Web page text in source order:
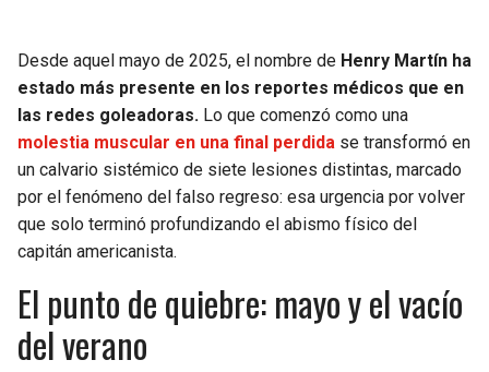
CARDINALS
RAMS
49ERS
SEAHAWKS
LIONS
MAVERICKS
ROCKETS
GRIZZLIES
PELICANS
NUGGETS
Desde aquel mayo de 2025, el nombre de Henry Martín ha
estado más presente en los reportes médicos que en
las redes goleadoras. Lo que comenzó como una
molestia muscular en una final perdida se transformó en
un calvario sistémico de siete lesiones distintas, marcado
por el fenómeno del falso regreso: esa urgencia por volver
que solo terminó profundizando el abismo físico del
capitán americanista.
El punto de quiebre: mayo y el vacío
del verano